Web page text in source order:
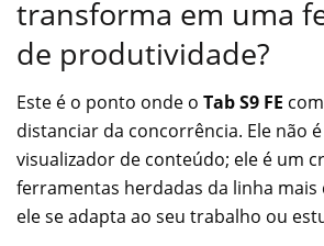
transforma em uma
de produtividade?
Este é o ponto onde o Tab S9 FE
distanciar da concorrência. Ele não
visualizador de conteúdo; ele é um
ferramentas herdadas da linha mais
ele se adapta ao seu trabalho ou